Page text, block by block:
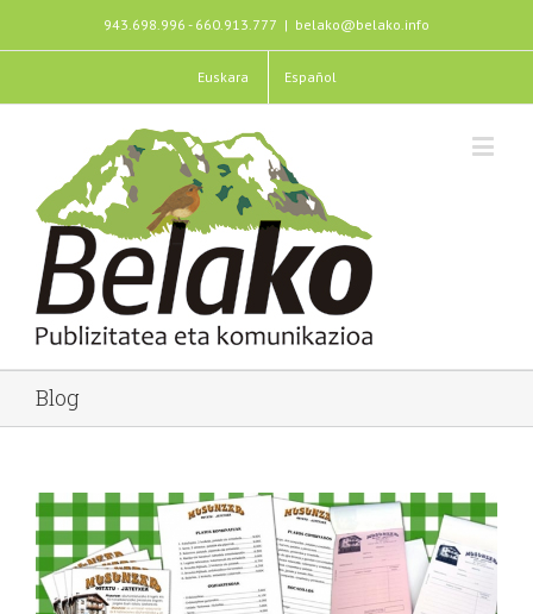
943.698.996 - 660.913.777 | belako@belako.info
Euskara Español
Blog